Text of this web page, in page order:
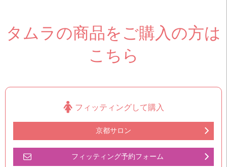
タムラの商品をご購入の方は
こちら
フィッティングして購入
京都サロン
フィッティング予約フォーム